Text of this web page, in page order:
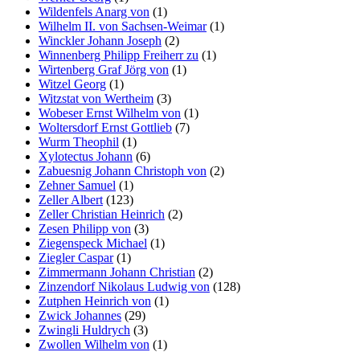
Wildenfels Anarg von (1)
Wilhelm II. von Sachsen-Weimar(1)
Winckler Johann Joseph (2)
Winnenberg Philipp Freiherr zu (1)
Wirtenberg Graf Jörg von (1)
Witzel Georg (1)
Witzstat von Wertheim (3)
Wobeser Ernst Wilhelm von (1)
Woltersdorf Ernst Gottlieb (7)
Wurm Theophil (1)
Xylotectus Johann (6)
Zabuesnig Johann Christoph von (2)
Zehner Samuel (1)
Zeller Albert (123)
Zeller Christian Heinrich (2)
Zesen Philipp von (3)
Ziegenspeck Michael (1)
Ziegler Caspar(1)
Zimmermann Johann Christian (2)
Zinzendorf Nikolaus Ludwig von (128)
Zutphen Heinrich von (1)
Zwick Johannes (29)
Zwingli Huldrych (3)
Zwollen Wilhelm von (1)